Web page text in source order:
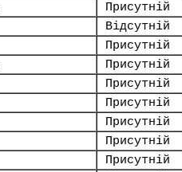
Присутній
Відсутній
Присутній
Присутній
Присутній
Присутній
Присутній
Присутній
Присутній